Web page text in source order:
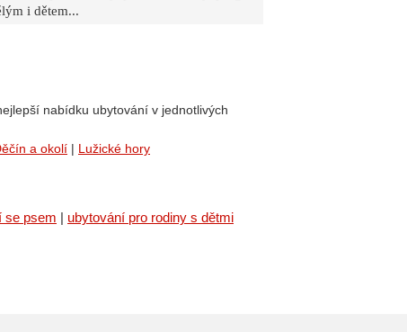
i dětem...
nabídku ubytování v jednotlivých
a okolí | Lužické hory
se psem | ubytování pro rodiny s dětmi